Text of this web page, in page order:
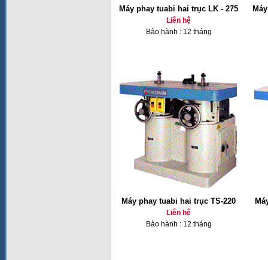
Máy phay tuabi hai trục LK - 275
Liên hệ
Bảo hành : 12 tháng
Máy phay tuabi hai trục TS-220
Liên hệ
Bảo hành : 12 tháng